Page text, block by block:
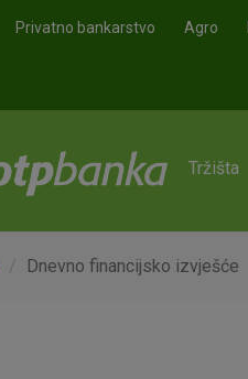
Privatno bankarstvo Agro
Tržišta
Dnevno financijsko izvješće